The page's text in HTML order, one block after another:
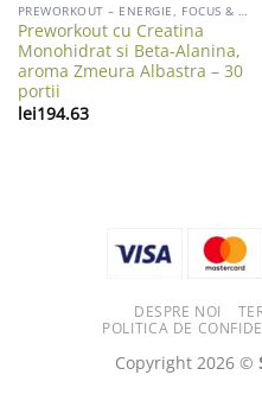
PREWORKOUT – ENERGIE, FOCUS & ANDURANTA
Preworkout cu Creatina
Monohidrat si Beta-Alanina,
aroma Zmeura Albastra – 30
portii
lei194.63
DESPRE NOI
POLITICA DE
Copyright 2026 ©